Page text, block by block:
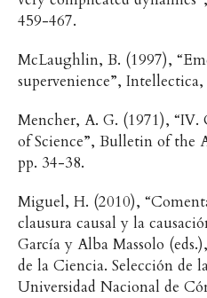
459-467.
McLaughlin, B. (1997),
supervenience”,
Mencher, A. G. (1971),
of Science”, Bulletin of the
pp. 34-38.
Miguel, H. (2010),
clausura causal y la
García y Alba Massolo
de la Ciencia. Selección de
Universidad Nacional de